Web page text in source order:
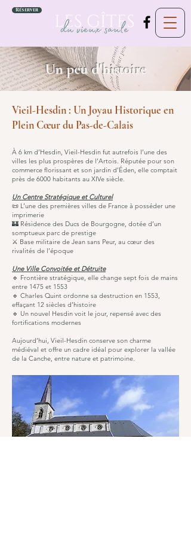
Réserver
Un peu d'histoire
Vieil-Hesdin : Un Joyau Historique en
Plein Cœur du Pas-de-Calais
À 6 km d’Hesdin, Vieil-Hesdin fut autrefois l’une des
villes les plus prospères de l’Artois. Réputée pour son
commerce florissant et son jardin d’Éden, elle comptait
près de 6000 habitants au XIVe siècle.
Un Centre Stratégique et Culturel
📜 L’une des premières villes de France à posséder une
imprimerie
🏰 Résidence des Ducs de Bourgogne, dotée d’un
somptueux parc de prestige
⚔ Base militaire de Jean sans Peur, au cœur des
rivalités de l’époque
Une Ville Convoitée et Détruite
🔹 Frontière stratégique, elle change sept fois de mains
entre 1475 et 1553
🔹 Charles Quint ordonne sa destruction en 1553,
effaçant 12 siècles d’histoire
🔹 Un nouvel Hesdin voit le jour, repensé avec des
fortifications modernes
Aujourd’hui, Vieil-Hesdin conserve son charme
médiéval et offre un cadre idéal pour explorer la vallée
de la Canche, entre nature et patrimoine.